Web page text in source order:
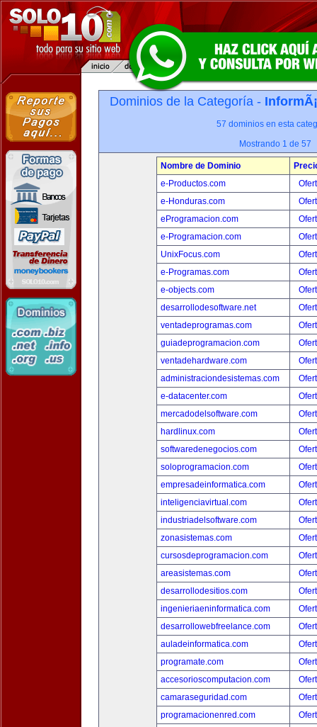
Dominios de la Categoría -
57 dominios en esta
Mostrando 1 de 57
Nombre de Dominio
e-Productos.com
e-Honduras.com
eProgramacion.com
e-Programacion.com
UnixFocus.com
e-Programas.com
e-objects.com
desarrollodesoftware.net
ventadeprogramas.com
guiadeprogramacion.com
ventadehardware.com
administraciondesistemas.com
e-datacenter.com
mercadodelsoftware.com
hardlinux.com
softwaredenegocios.com
soloprogramacion.com
empresadeinformatica.com
inteligenciavirtual.com
industriadelsoftware.com
zonasistemas.com
cursosdeprogramacion.com
areasistemas.com
desarrollodesitios.com
ingenieriaeninformatica.com
desarrollowebfreelance.com
auladeinformatica.com
programate.com
accesorioscomputacion.com
camaraseguridad.com
programacionenred.com